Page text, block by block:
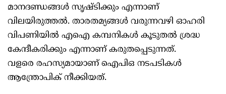
മാനദണ്ഡങ്ങൾ സൃഷ്ടിക്കും എന്നാണ്
വിലയിരുത്തൽ. താരതമ്യങ്ങൾ വരുന്നവഴി ഓഹരി
വിപണിയിൽ എഐ കമ്പനികൾ കൂടുതൽ ശ്രദ്ധ
കേന്ദീകരിക്കും എന്നാണ് കരുതപ്പെടുന്നത്.
വളരെ രഹസ്യമായാണ് ഐപിഒ നടപടികൾ
ആന്ത്രോപിക് നീക്കിയത്.